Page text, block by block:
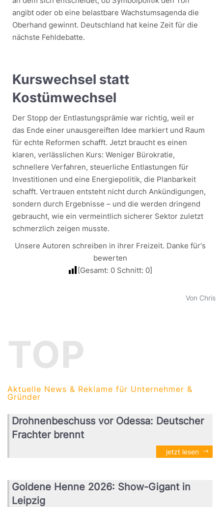
angibt oder ob eine belastbare Wachstumsagenda die
Oberhand gewinnt. Deutschland hat keine Zeit für die
nächste Fehldebatte.
Kurswechsel statt
Kostümwechsel
Der Stopp der Entlastungsprämie war richtig, weil er
das Ende einer unausgereiften Idee markiert und Raum
für echte Reformen schafft. Jetzt braucht es einen
klaren, verlässlichen Kurs: Weniger Bürokratie,
schnellere Verfahren, steuerliche Entlastungen für
Investitionen und eine Energiepolitik, die Planbarkeit
schafft. Vertrauen entsteht nicht durch Ankündigungen,
sondern durch Ergebnisse – und die werden dringend
gebraucht, wie ein vermeintlich sicherer Sektor zuletzt
schmerzlich zeigen musste.
Unsere Autoren schreiben in ihrer Freizeit. Danke für's
bewerten
[Gesamt: 0 Schnitt: 0]
Von Chris
TOP
Aktuelle News & Reklame für Unternehmer &
Gründer
Drohnenbeschuss vor Odessa: Deutscher
Frachter brennt
jetzt lesen
Goldene Henne 2026: Show-Gigant in
Leipzig